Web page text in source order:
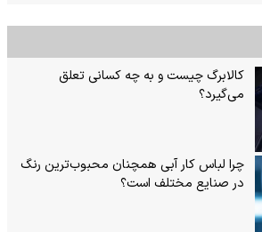
کالابرگ چیست و به چه کسانی تعلق
می‌گیرد؟
چرا لباس کار آبی همچنان محبوب‌ترین رنگ
در صنایع مختلف است؟